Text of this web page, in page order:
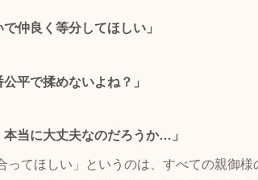
仲良く等分してほしい」
平で揉めないよね？」
当に大丈夫なのだろうか…」
ってほしい」というのは、すべての親御様